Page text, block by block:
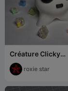
Créature Clicky
Autisme/TBH !
roxie star